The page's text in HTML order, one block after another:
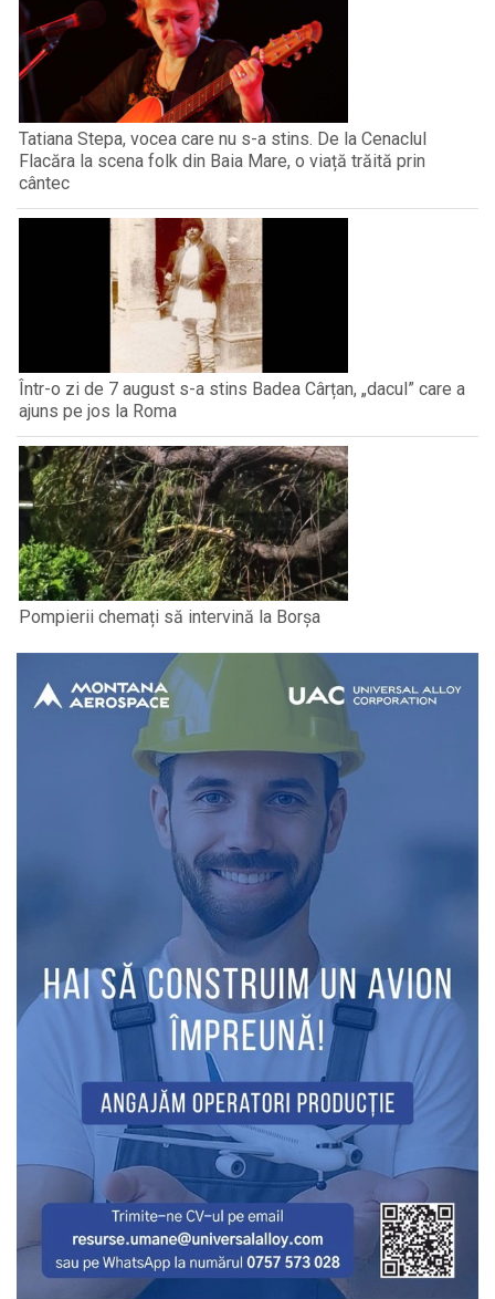
Tatiana Stepa, vocea care nu s-a stins. De la Cenaclul
Flacăra la scena folk din Baia Mare, o viață trăită prin
cântec
Într-o zi de 7 august s-a stins Badea Cârțan, „dacul” care a
ajuns pe jos la Roma
Pompierii chemați să intervină la Borșa